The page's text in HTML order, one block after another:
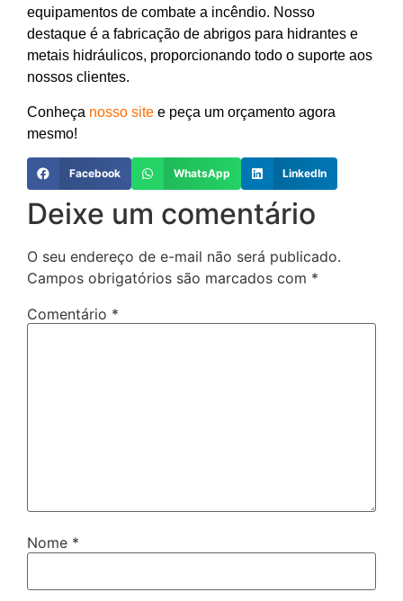
equipamentos de combate a incêndio. Nosso
destaque é a fabricação de abrigos para hidrantes e
metais hidráulicos, proporcionando todo o suporte aos
nossos clientes.
Conheça nosso site e peça um orçamento agora
mesmo!
Facebook WhatsApp LinkedIn
Deixe um comentário
O seu endereço de e-mail não será publicado.
Campos obrigatórios são marcados com *
Comentário *
Nome *